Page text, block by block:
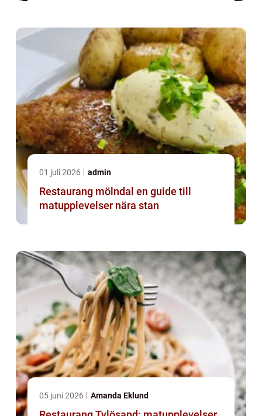
01 juli 2026 admin
Restaurang mölndal en guide till
matupplevelser nära stan
05 juni 2026 Amanda Eklund